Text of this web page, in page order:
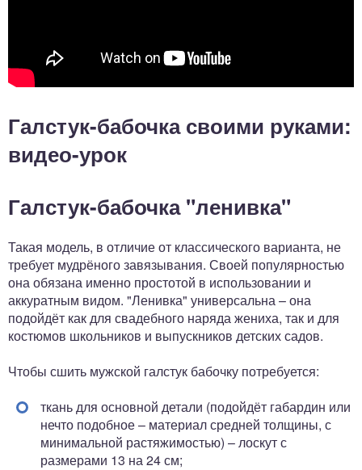
Галстук-бабочка своими руками:
видео-урок
Галстук-бабочка "ленивка"
Такая модель, в отличие от классического варианта, не
требует мудрёного завязывания. Своей популярностью
она обязана именно простотой в использовании и
аккуратным видом. "Ленивка" универсальна – она
подойдёт как для свадебного наряда жениха, так и для
костюмов школьников и выпускников детских садов.
Чтобы сшить мужской галстук бабочку потребуется:
ткань для основной детали (подойдёт габардин или
нечто подобное – материал средней толщины, с
минимальной растяжимостью) – лоскут с
размерами 13 на 24 см;